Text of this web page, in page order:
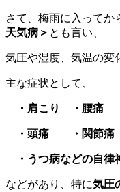
さて、梅雨に入ってか
天気病＞ とも言い、
気圧や湿度、気温の変
主な症状として、
・肩こり ・ 腰痛
・頭痛 ・ 関節
・うつ病などの自律
などがあり、特に気圧